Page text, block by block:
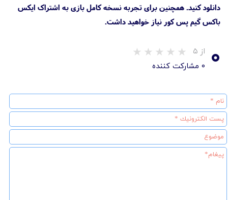
دانلود کنید. همچنین برای تجربه نسخه کامل بازی به اشتراک ایکس
باکس گیم پس کور نیاز خواهید داشت.
۰ از ۵
۰ مشارکت کننده